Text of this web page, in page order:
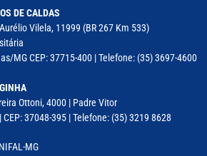
DE CALDAS
Vilela, 11999 (BR 267 Km 533)
MG CEP: 37715-400 | Telefone: (35) 3697-4600
Ottoni, 4000 | Padre Vitor
37048-395 | Telefone: (35) 3219 8628
MG